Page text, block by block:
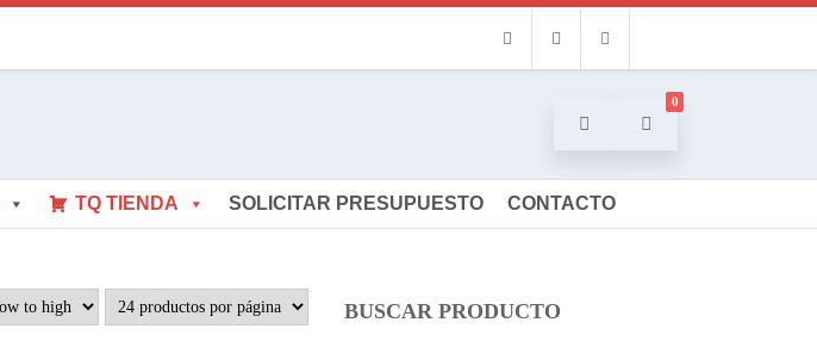
0
TQ TIENDA SOLICITAR PRESUPUESTO CONTACTO
BUSCAR PRODUCTO